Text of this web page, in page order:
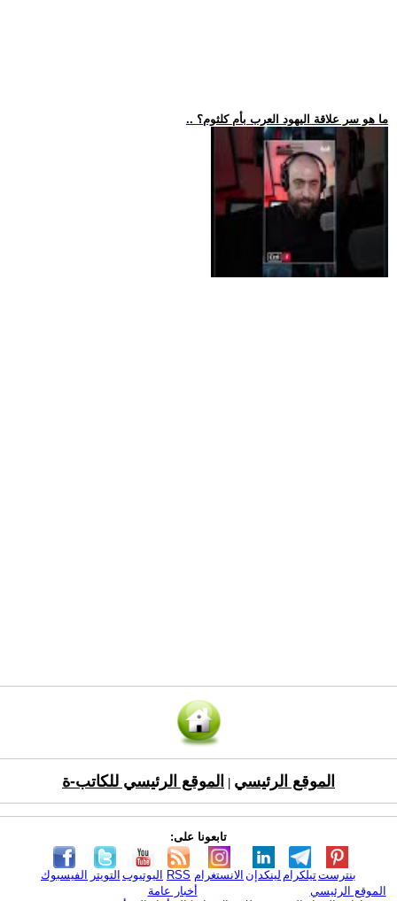
.. ما هو سر علاقة اليهود العرب بأم كلثوم؟
الموقع الرئيسي الموقع الرئيسي للكاتب-ة
تابعونا على:
الفيسبوك التويتر اليوتيوب RSS الانستغرام لينكدإن تيلكرامبنترست
الموقع الرئيسي
أخبار عامة